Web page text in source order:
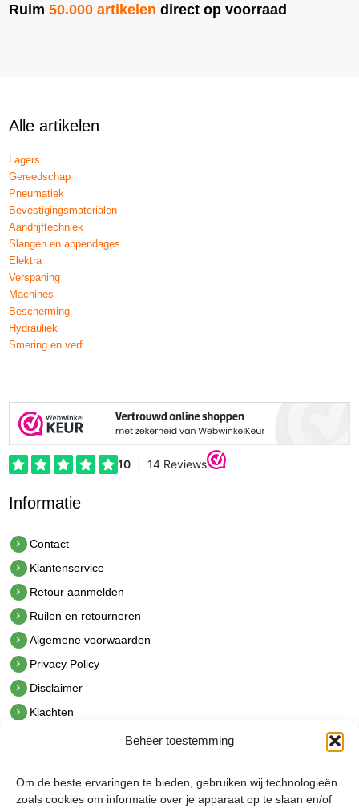
Beheer toestemming
Om de beste ervaringen te bieden, gebruiken wij technologieën
zoals cookies om informatie over je apparaat op te slaan en/of
Ruim50.000 artikelen direct op voorraad
Alle artikelen
Lagers
Gereedschap
Pneumatiek
Bevestigingsmaterialen
Aandrijftechniek
Slangen en appendages
Elektra
Verspaning
Machines
Bescherming
Hydrauliek
Smering en verf
Informatie
Contact
Klantenservice
Retour aanmelden
Ruilen en retourneren
Algemene voorwaarden
Privacy Policy
Disclaimer
Klachten
hetindustriehuis B.V.
De Hoek 1 1601 MR Enkhuizen